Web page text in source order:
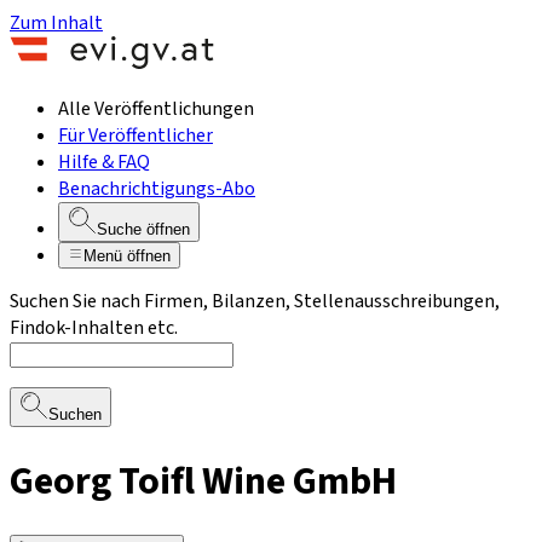
Zum Inhalt
Alle Veröffentlichungen
Für Veröffentlicher
Hilfe & FAQ
Benachrichtigungs-Abo
Suche öffnen
Menü öffnen
Suchen Sie nach Firmen, Bilanzen, Stellenausschreibungen,
Findok-Inhalten etc.
Suchen
Georg Toifl Wine GmbH